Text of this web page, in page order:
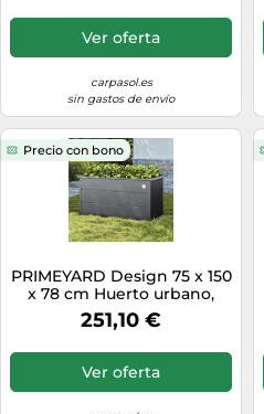
Ver oferta
carpasol.es
sin gastos de envío
Precio con bono
PRIMEYARD Design 75 x 150
x 78 cm Huerto urbano,
acero, antracita -
(GFPV00955)
251,10 €
Ver oferta